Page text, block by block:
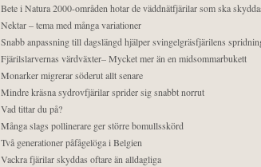
Bete i Natura 2000-områden hotar de väddnätfjärilar som ska
Nektar – tema med många variationer
Snabb anpassning till dagslängd hjälper svingelgräsfjärilens
Fjärilslarvernas värdväxter– Mycket mer än en midsommarbukett
Monarker migrerar söderut allt senare
Mindre kräsna sydrovfjärilar sprider sig snabbt norrut
Vad tittar du på?
Många slags pollinerare ger större bomullsskörd
Två generationer påfågelöga i Belgien
Vackra fjärilar skyddas oftare än alldagliga